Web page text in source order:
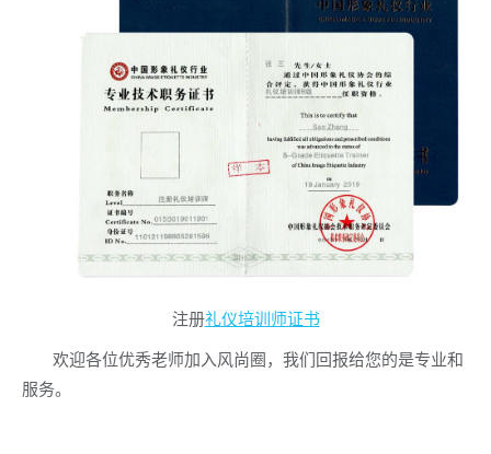
注册礼仪培训师证书
欢迎各位优秀老师加入风尚圈，我们回报给您的是专业和
服务。